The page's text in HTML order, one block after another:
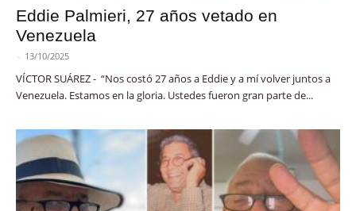
Eddie Palmieri, 27 años vetado en
Venezuela
- 13/10/2025
VÍCTOR SUÁREZ - “Nos costó 27 años a Eddie y a mí volver juntos a
Venezuela. Estamos en la gloria. Ustedes fueron gran parte de...